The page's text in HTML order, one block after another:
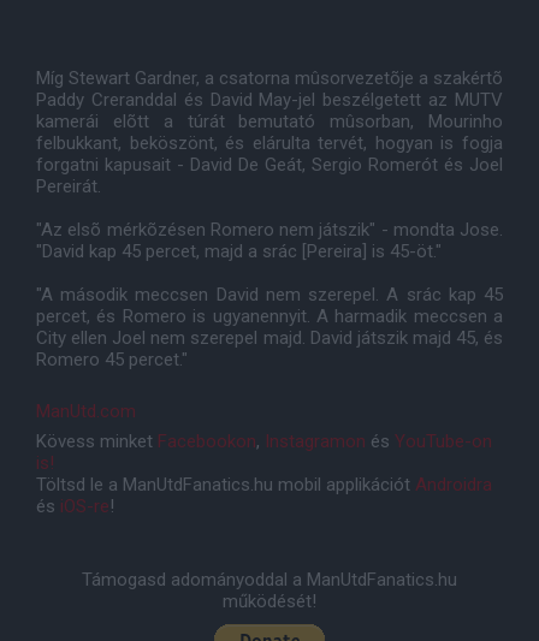
Míg Stewart Gardner, a csatorna mûsorvezetõje a szakértõ
Paddy Creranddal és David May-jel beszélgetett az MUTV
kamerái elõtt a túrát bemutató mûsorban, Mourinho
felbukkant, beköszönt, és elárulta tervét, hogyan is fogja
forgatni kapusait - David De Geát, Sergio Romerót és Joel
Pereirát.
"Az elsõ mérkõzésen Romero nem játszik" - mondta Jose.
"David kap 45 percet, majd a srác [Pereira] is 45-öt."
"A második meccsen David nem szerepel. A srác kap 45
percet, és Romero is ugyanennyit. A harmadik meccsen a
City ellen Joel nem szerepel majd. David játszik majd 45, és
Romero 45 percet."
ManUtd.com
Kövess minket Facebookon, Instagramon és YouTube-on
is!
Töltsd le a ManUtdFanatics.hu mobil applikációt Androidra
és iOS-re!
Támogasd adományoddal a ManUtdFanatics.hu
működését!